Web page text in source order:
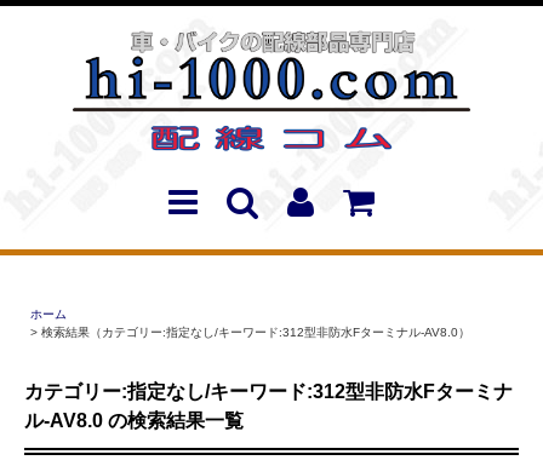
ホーム
> 検索結果（カテゴリー:指定なし/キーワード:312型非防水Fターミナル-AV8.0）
カテゴリー:指定なし/キーワード:312型非防水Fターミナ
ル-AV8.0 の検索結果一覧